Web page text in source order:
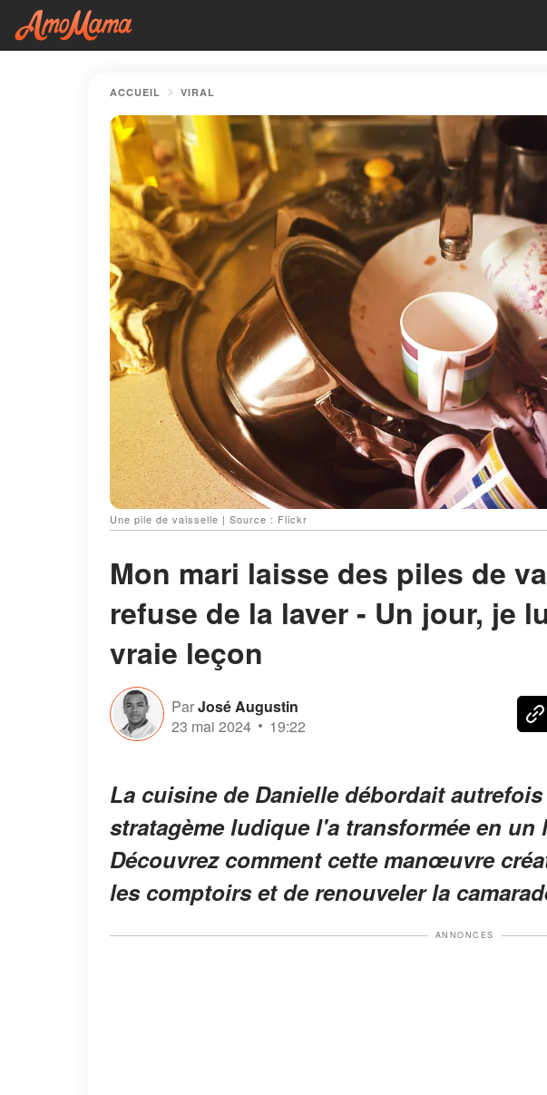
ACCUEIL VIRAL
Une pile de vaisselle | Source : Flickr
Mon mari laisse des piles de
refuse de la laver - Un jour, je
vraie leçon
ParJosé Augustin
23 mai 2024
19:22
La cuisine de Danielle débordait
stratagème ludique l'a transformée en un
Découvrez comment cette manœuvre
les comptoirs et de renouveler la
ANNONCES